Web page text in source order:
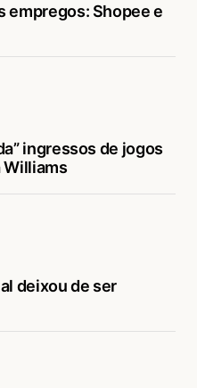
empregos: Shopee e
ingressos de jogos
Williams
deixou de ser